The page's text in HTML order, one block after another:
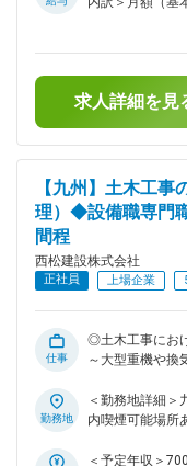
ネル・シールド
な幅広い土木工
工事の業務経
機や換気設備、
がございます。
守について全般管
建設の工事実績
エリアについて
ンネル現場など
木工事の設備職
と思える方は活
力しあう温かい
いを持つ社員が多いです。 ■働き
に実際に休日出
方が可能。月3
／35歳：967
を選択の場合は
あくまでも目
求人詳細を見
【九州】土木工
理）◆設備職専門
間程
西松建設株式会社
正社員 上場企業
仕事
◎土木工事にお
～大型重機や換
休 ■募集背景： 当社は「西松-Vision2030」で掲げる「あたり
まえに安心でき
ております。そ
勤務地
＜勤務地詳細＞
内喫煙可能場所
＜予定年収＞